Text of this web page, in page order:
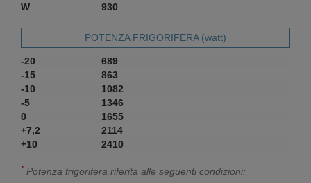
W
930
POTENZA FRIGORIFERA (watt)
-20
689
-15
863
-10
1082
-5
1346
0
1655
+7,2
2114
+10
2410
* Potenza frigorifera riferita alle seguenti condizioni: